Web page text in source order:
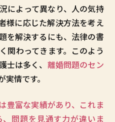
によって異なり、人の気持
様に応じた解決方法を考え
を解決するにも、法律の書
関わってきます。このよう
士は多く、 離婚問題のセン
実情です。
豊富な実績があり、これま
問題を見通す力が違いま